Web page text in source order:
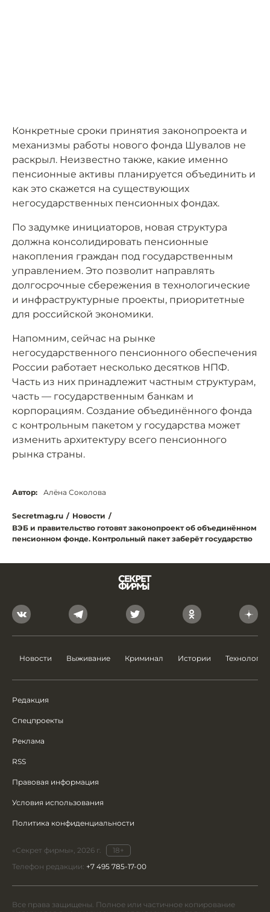
Конкретные сроки принятия законопроекта и
механизмы работы нового фонда Шувалов не
раскрыл. Неизвестно также, какие именно
пенсионные активы планируется объединить и
как это скажется на существующих
негосударственных пенсионных фондах.
По задумке инициаторов, новая структура
должна консолидировать пенсионные
накопления граждан под государственным
управлением. Это позволит направлять
долгосрочные сбережения в технологические
и инфраструктурные проекты, приоритетные
для российской экономики.
Напомним, сейчас на рынке
негосударственного пенсионного обеспечения
России работает несколько десятков НПФ.
Часть из них принадлежит частным структурам,
часть — государственным банкам и
корпорациям. Создание объединённого фонда
с контрольным пакетом у государства может
изменить архитектуру всего пенсионного
рынка страны.
Автор: Алёна Соколова
Secretmag.ru / Новости /
ВЭБ и правительство готовят законопроект об объединённом
пенсионном фонде. Контрольный пакет заберёт государство
Новости Выживание Криминал Истории Технологии
Редакция
Спецпроекты
Реклама
RSS
Правовая информация
Условия использования
Политика конфиденциальности
«Секрет фирмы», 2026 г.
18+
Телефон редакции: +7 495 785-17-00
Все права защищены. Полное или частичное копирование